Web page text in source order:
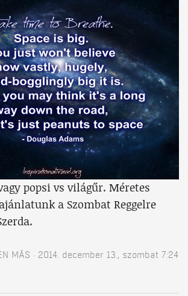
popsi vs világűr. Méretes
a Szombat Reggelre
MÁS
2014. december 13., szombat 7:24